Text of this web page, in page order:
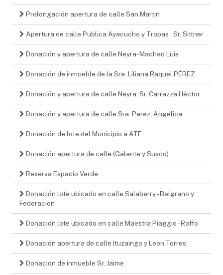
Prolongación apertura de calle San Martin
Apertura de calle Publica Ayacucho y Tropas . Sr. Sittner
Donación y apertura de calle Neyra- Machao Luis
Donación de inmueble de la Sra. Liliana Raquel PÉREZ
Donación y apertura de calle Neyra. Sr. Carrazza Héctor
Donación y apertura de calle Sra. Perez, Angelica
Donación de lote del Municipio a ATE
Donación apertura de calle (Galante y Susco)
Reserva Espacio Verde
Donación lote ubicado en calle Salaberry - Belgrano y
Federacion
Donación lote ubicado en calle Maestra Piaggio - Roffo
Donación apertura de calle Ituzaingo y Leon Torres
Donacion de inmueble Sr. Jaime